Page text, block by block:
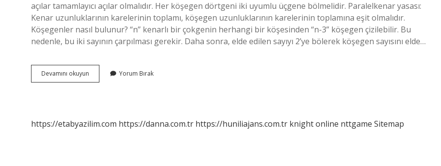
açılar tamamlayıcı açılar olmalıdır. Her köşegen dörtgeni iki uyumlu üçgene bölmelidir. Paralelkenar yasası:
Kenar uzunluklarının karelerinin toplamı, köşegen uzunluklarının karelerinin toplamına eşit olmalıdır.
Köşegenler nasıl bulunur? “n” kenarlı bir çokgenin herhangi bir köşesinden “n-3” köşegen çizilebilir. Bu
nedenle, bu iki sayının çarpılması gerekir. Daha sonra, elde edilen sayıyı 2’ye bölerek köşegen sayısını elde…
Devamını okuyun Köşegen
Uzunluğu
Yorum Bırak
https://etabyazilim.com https://danna.com.tr https://huniliajans.com.tr knight online nttgame Sitemap